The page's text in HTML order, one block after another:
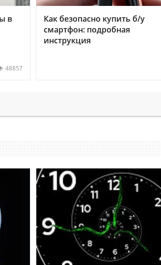
в
48857
Как безопасно купить б/у
смартфон: подробная
инструкция